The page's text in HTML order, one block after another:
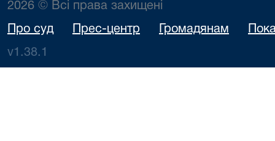
2026 © Всі права захищені
Про суд Прес-центр Громадянам
v1.38.1